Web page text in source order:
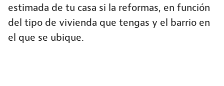
estimada de tu casa si la reformas, en función
del tipo de vivienda que tengas y el barrio en
el que se ubique.